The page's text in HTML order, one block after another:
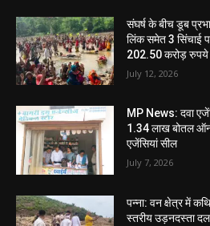
संघर्ष के बीच डूब
लिंक समेत 3 सिंचाई
202.50 करोड़ रुपये
July 12, 2026
MP News: दवा
1.34 लाख बोतल
एजेंसियां सील
July 7, 2026
पन्ना: वन क्षेत्र में
स्तरीय उड़नदस्ता दल